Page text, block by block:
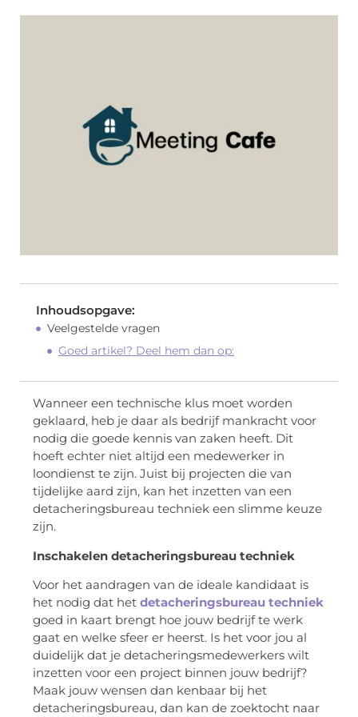
Inhoudsopgave:
Veelgestelde vragen
Goed artikel? Deel hem dan op:
Wanneer een technische klus moet worden
geklaard, heb je daar als bedrijf mankracht voor
nodig die goede kennis van zaken heeft. Dit
hoeft echter niet altijd een medewerker in
loondienst te zijn. Juist bij projecten die van
tijdelijke aard zijn, kan het inzetten van een
detacheringsbureau techniek een slimme keuze
zijn.
Inschakelen detacheringsbureau techniek
Voor het aandragen van de ideale kandidaat is
het nodig dat het detacheringsbureau techniek
goed in kaart brengt hoe jouw bedrijf te werk
gaat en welke sfeer er heerst. Is het voor jou al
duidelijk dat je detacheringsmedewerkers wilt
inzetten voor een project binnen jouw bedrijf?
Maak jouw wensen dan kenbaar bij het
detacheringsbureau, dan kan de zoektocht naar